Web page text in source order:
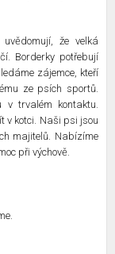
že velká
Borderky potřebují
zájemce, kteří
ze psích sportů.
v trvalém kontaktu.
v kotci. Naši psi jsou
majitelů. Nabízíme
při výchově.